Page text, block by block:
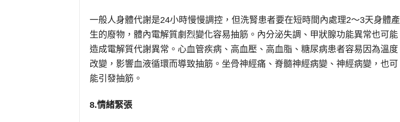
一般人身體代謝是24小時慢慢調控，但洗腎患者要在短時間內處理2～3天身體產
生的廢物，體內電解質劇烈變化容易抽筋。內分泌失調、甲狀腺功能異常也可能
造成電解質代謝異常。心血管疾病、高血壓、高血脂、糖尿病患者容易因為溫度
改變，影響血液循環而導致抽筋。坐骨神經痛、脊髓神經病變、神經病變，也可
能引發抽筋。
8.情緒緊張